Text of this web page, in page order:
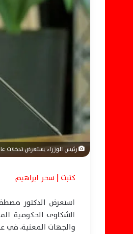
و
ن
رئيس الوزراء يستعرض تدخلات
كتبت | سحر ابراهيم
استعرض الدكتور
الشكاوى الحكومية
والجهات المعنية، في